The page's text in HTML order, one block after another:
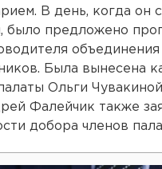
В день, когда он
было предложено
объединения
Была вынесена
Ольги
Фалейчик также
добора членов